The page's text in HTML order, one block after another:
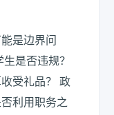
是边界问
是否违规？
受礼品？ 政
利用职务之